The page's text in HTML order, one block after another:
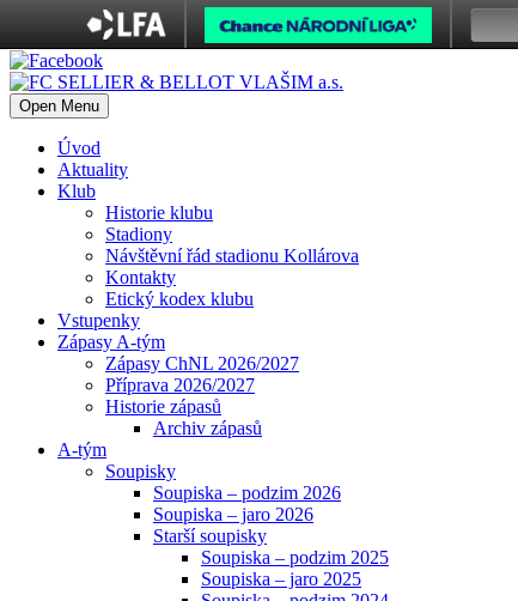
Open Menu
Úvod
Aktuality
Klub
Historie klubu
Stadiony
Návštěvní řád stadionu Kollárova
Kontakty
Etický kodex klubu
Vstupenky
Zápasy A-tým
Zápasy ChNL 2026/2027
Příprava 2026/2027
Historie zápasů
Archiv zápasů
A-tým
Soupisky
Soupiska – podzim 2026
Soupiska – jaro 2026
Starší soupisky
Soupiska – podzim 2025
Soupiska – jaro 2025